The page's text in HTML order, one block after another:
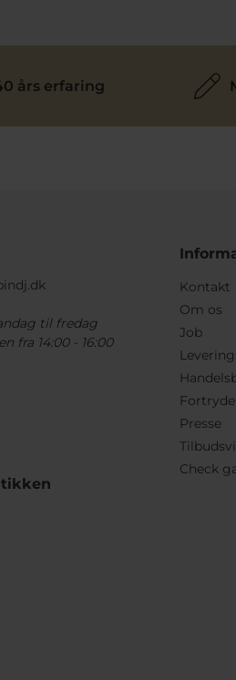
års erfaring
til fredag
fra 14:00 - 16:00
Kontakt
Om os
Job
Presse
Check